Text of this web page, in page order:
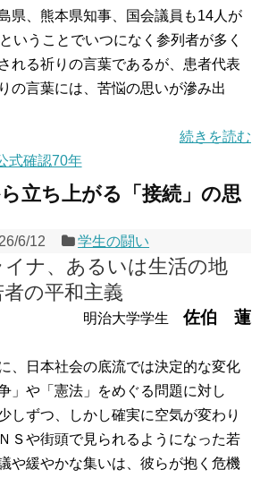
県、熊本県知事、国会議員も14人が
いうことでいつになく参列者が多く
れる祈りの言葉であるが、患者代表
の言葉には、苦悩の思いが滲み出
続きを読む
式確認70年
立ち上がる「接続」の思
6/12 学生の闘い
ナ、あるいは生活の地
の平和主義
明治大学学生 佐伯 蓮
、日本社会の底流では決定的な変化
」や「憲法」をめぐる問題に対し
しずつ、しかし確実に空気が変わり
Ｓや街頭で見られるようになった若
や緩やかな集いは、彼らが抱く危機